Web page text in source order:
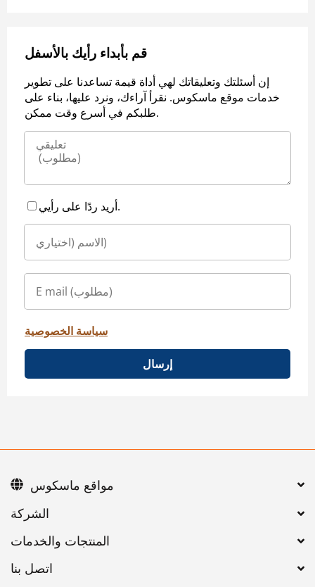
قم بأبداء رأيك بالأسفل
إن أسئلتك وتعليقاتك لهي أداة قيمة تساعدنا على تطوير
خدمات موقع ماسكوس. نقرأ آراءك، ونرد عليها، بناء على
طلبكم في أسرع وقت ممكن.
أريد ردًا على رأيي.
سياسة الخصوصية
إرسال
اتصل بنا
مواقع ماسكوس